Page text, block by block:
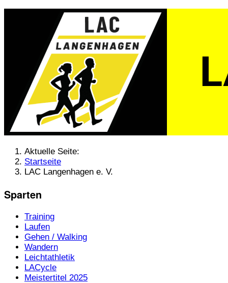
Aktuelle Seite:
Startseite
LAC Langenhagen e. V.
Sparten
Training
Laufen
Gehen / Walking
Wandern
Leichtathletik
LACycle
Meistertitel 2025